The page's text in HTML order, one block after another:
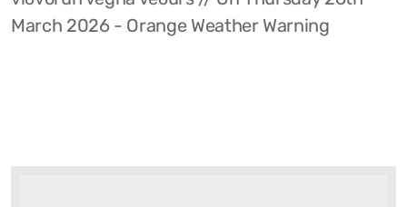
March 2026 - Orange Weather Warning